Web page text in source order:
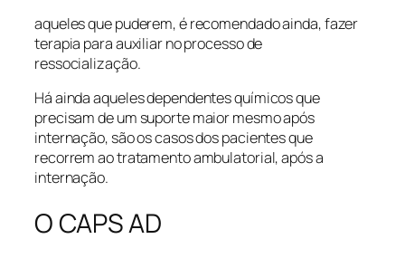
aqueles que puderem, é recomendado ainda, fazer
terapia para auxiliar no processo de
ressocialização.
Há ainda aqueles dependentes químicos que
precisam de um suporte maior mesmo após
internação, são os casos dos pacientes que
recorrem ao tratamento ambulatorial, após a
internação.
O CAPS AD